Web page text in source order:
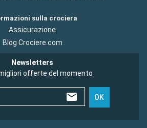
sulla crociera
Assicurazione
Blog Crociere.com
Newsletters
offerte del momento
OK